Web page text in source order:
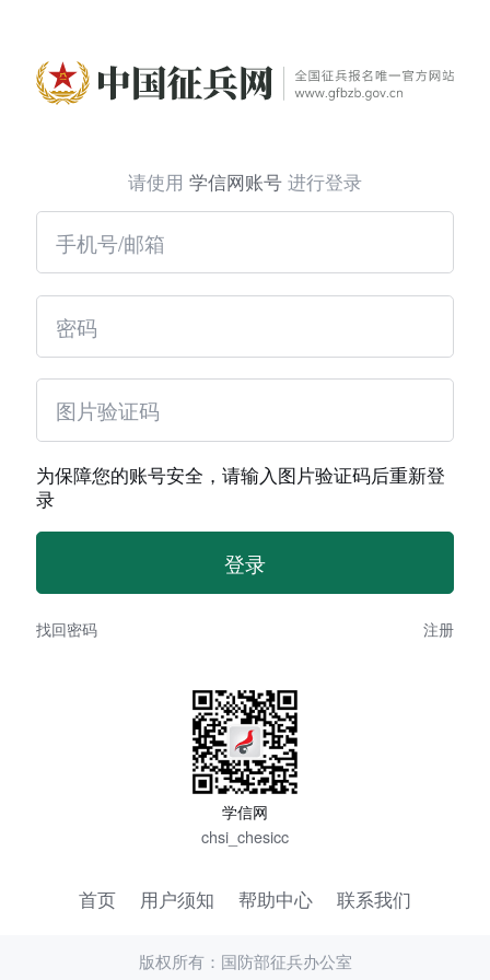
请使用 学信网账号 进行登录
为保障您的账号安全，请输入图片验证码后重新登
录
找回密码 注册
学信网
chsi_chesicc
首页 用户须知 帮助中心 联系我们
版权所有：国防部征兵办公室